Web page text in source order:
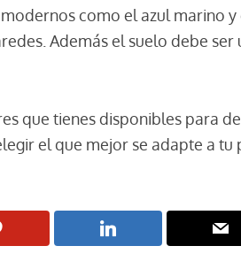
como el azul marino y
Además el suelo debe
que tienes disponibles para
el que mejor se adapte a tu